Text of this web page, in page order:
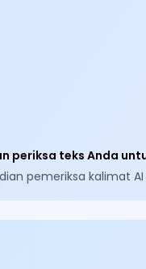
periksa teks Anda
pemeriksa kalimat